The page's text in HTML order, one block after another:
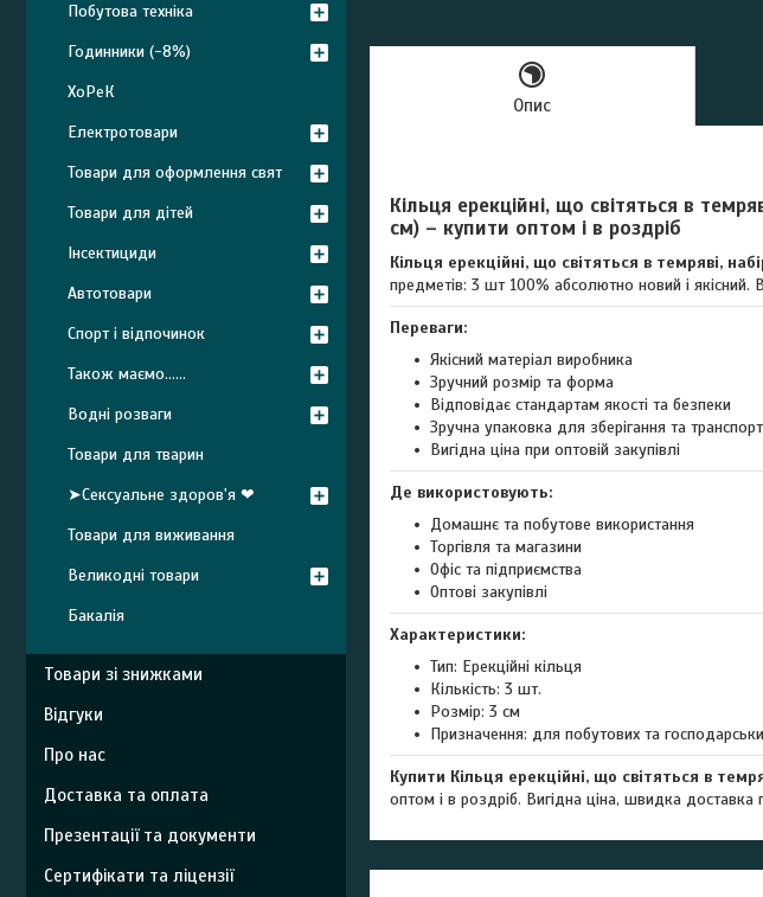
Опис
Кільця ерекційні, що світяться в
см) – купити оптом і в роздріб
Кільця ерекційні, що світяться в темряві,
предметів: 3 шт 100% абсолютно новий і якісний.
Переваги:
Якісний матеріал виробника
Зручний розмір та форма
Відповідає стандартам якості та безпеки
Зручна упаковка для зберігання та
Вигідна ціна при оптовій закупівлі
Де використовують:
Домашнє та побутове використання
Торгівля та магазини
Офіс та підприємства
Оптові закупівлі
Характеристики:
Тип: Ерекційні кільця
Кількість: 3 шт.
Розмір: 3 см
Призначення: для побутових та
Купити Кільця ерекційні, що світяться в
оптом і в роздріб. Вигідна ціна, швидка доставка
Побутова техніка
Годинники (-8%)
ХоРеК
Електротовари
Товари для оформлення свят
Товари для дітей
Інсектициди
Автотовари
Спорт і відпочинок
Також маємо......
Водні розваги
Товари для тварин
➤Сексуальне здоров'я ❤
Товари для виживання
Великодні товари
Бакалія
Товари зі знижками
Відгуки
Про нас
Доставка та оплата
Презентації та документи
Сертифікати та ліцензії